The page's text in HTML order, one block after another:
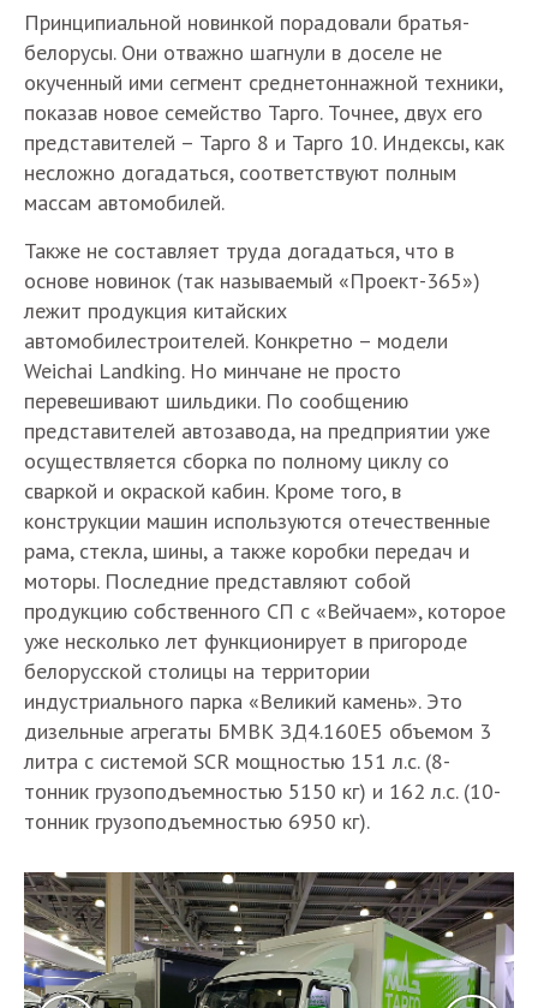
Принципиальной новинкой порадовали братья-
белорусы. Они отважно шагнули в доселе не
окученный ими сегмент среднетоннажной техники,
показав новое семейство Тарго. Точнее, двух его
представителей – Тарго 8 и Тарго 10. Индексы, как
несложно догадаться, соответствуют полным
массам автомобилей.
Также не составляет труда догадаться, что в
основе новинок (так называемый «Проект-365»)
лежит продукция китайских
автомобилестроителей. Конкретно – модели
Weichai Landking. Но минчане не просто
перевешивают шильдики. По сообщению
представителей автозавода, на предприятии уже
осуществляется сборка по полному циклу со
сваркой и окраской кабин. Кроме того, в
конструкции машин используются отечественные
рама, стекла, шины, а также коробки передач и
моторы. Последние представляют собой
продукцию собственного СП с «Вейчаем», которое
уже несколько лет функционирует в пригороде
белорусской столицы на территории
индустриального парка «Великий камень». Это
дизельные агрегаты БМВК ЗД4.160Е5 объемом 3
литра с системой SCR мощностью 151 л.с. (8-
тонник грузоподъемностью 5150 кг) и 162 л.с. (10-
тонник грузоподъемностью 6950 кг).